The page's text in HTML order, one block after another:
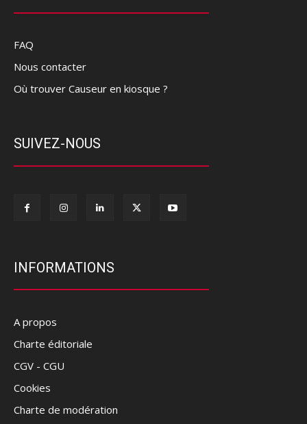
FAQ
Nous contacter
Où trouver Causeur en kiosque ?
SUIVEZ-NOUS
INFORMATIONS
A propos
Charte éditoriale
CGV - CGU
Cookies
Charte de modération